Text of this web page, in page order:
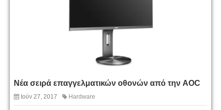
Νέα σειρά επαγγελματικών οθονών από την AOC
Ιούν 27, 2017 Hardware